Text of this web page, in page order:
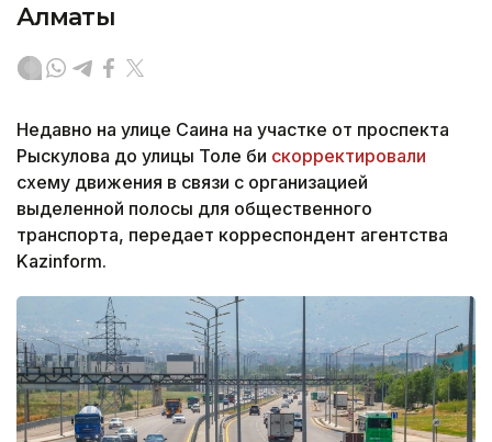
Алматы
Недавно на улице Саина на участке от проспекта
Рыскулова до улицы Толе би скорректировали
схему движения в связи с организацией
выделенной полосы для общественного
транспорта, передает корреспондент агентства
Kazinform.